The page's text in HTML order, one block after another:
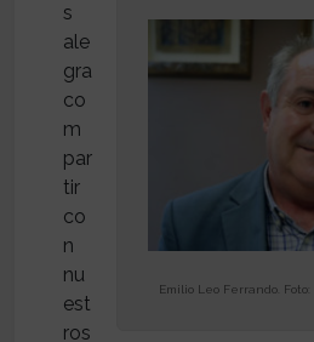
Emilio Leo Ferrando. Foto:
s
ale
gra
co
m
par
tir
co
n
nu
est
ros